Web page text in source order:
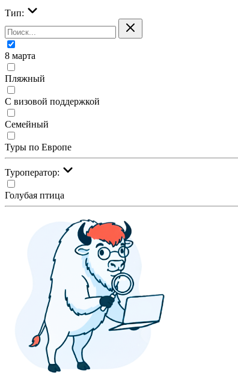
Тип:
8 марта
Пляжный
С визовой поддержкой
Семейный
Туры по Европе
Туроператор:
Голубая птица